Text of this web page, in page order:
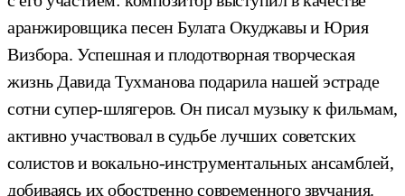
аранжировщика песен Булата Окуджавы и Юрия
Визбора. Успешная и плодотворная творческая
жизнь Давида Тухманова подарила нашей эстраде
сотни супер-шлягеров. Он писал музыку к фильмам,
активно участвовал в судьбе лучших советских
солистов и вокально-инструментальных ансамблей,
добиваясь их обостренно современного звучания.